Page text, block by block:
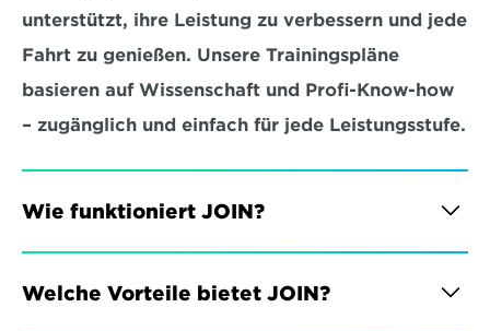
unterstützt, ihre Leistung zu verbessern und jede
Fahrt zu genießen. Unsere Trainingspläne
basieren auf Wissenschaft und Profi-Know-how
– zugänglich und einfach für jede Leistungsstufe.
Wie funktioniert JOIN?
Welche Vorteile bietet JOIN?